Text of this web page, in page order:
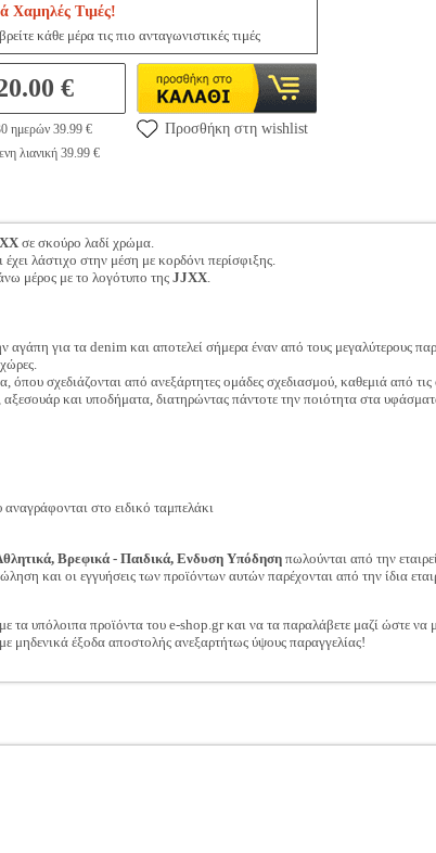
Χαμηλές Τιμές!
κάθε μέρα τις πιο ανταγωνιστικές τιμές
€
ημερών 39.99 €
λιανική 39.99 €
Προσθήκη στη wishlist
σε σκούρο λαδί χρώμα.
λάστιχο στην μέση με κορδόνι περίσφιξης.
μέρος με το λογότυπο της JJXX.
αγάπη για τα denim και αποτελεί σήμερα έναν από τους μεγαλύτερους
σχεδιάζονται από ανεξάρτητες ομάδες σχεδιασμού, καθεμιά από τις
και υποδήματα, διατηρώντας πάντοτε την ποιότητα στα
στο ειδικό ταμπελάκι
Βρεφικά - Παιδικά, Ενδυση Υπόδησηπωλούνται από την
και οι εγγυήσεις των προϊόντων αυτών παρέχονται από την ίδια
τα υπόλοιπα προϊόντα του e-shop.gr και να τα παραλάβετε μαζί ώστε να
μηδενικά έξοδα αποστολής ανεξαρτήτως ύψους παραγγελίας!